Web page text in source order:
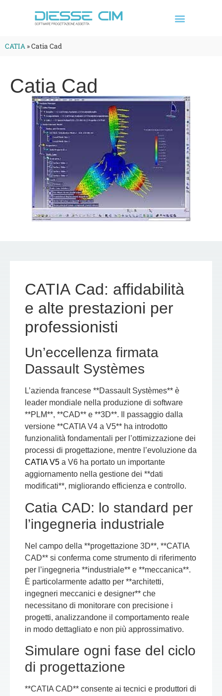
CATIA »Catia Cad
Catia Cad
CATIA Cad: affidabilità
e alte prestazioni per
professionisti
Un’eccellenza firmata
Dassault Systèmes
L’azienda francese **Dassault Systèmes** è
leader mondiale nella produzione di software
**PLM**, **CAD** e **3D**. Il passaggio dalla
versione **CATIA V4 a V5** ha introdotto
funzionalità fondamentali per l’ottimizzazione dei
processi di progettazione, mentre l’evoluzione da
CATIA V5 a V6 ha portato un importante
aggiornamento nella gestione dei **dati
modificati**, migliorando efficienza e controllo.
Catia CAD: lo standard per
l’ingegneria industriale
Nel campo della **progettazione 3D**, **CATIA
CAD** si conferma come strumento di riferimento
per l’ingegneria **industriale** e **meccanica**.
È particolarmente adatto per **architetti,
ingegneri meccanici e designer** che
necessitano di monitorare con precisione i
progetti, analizzandone il comportamento reale
in modo dettagliato e non più approssimativo.
Simulare ogni fase del ciclo
di progettazione
**CATIA CAD** consente ai tecnici e produttori di